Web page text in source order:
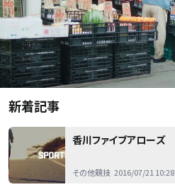
新着記事
香川ファイブアローズ
その他競技 2016/07/21 10:28